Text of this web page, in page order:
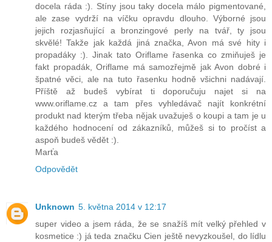
docela ráda :). Stíny jsou taky docela málo pigmentované,
ale zase vydrží na víčku opravdu dlouho. Výborné jsou
jejich rozjasňující a bronzingové perly na tvář, ty jsou
skvělé! Takže jak každá jiná značka, Avon má své hity i
propadáky :). Jinak tato Oriflame řasenka co zmiňuješ je
fakt propadák, Oriflame má samozřejmě jak Avon dobré i
špatné věci, ale na tuto řasenku hodně všichni nadávají.
Příště až budeš vybírat ti doporučuju najet si na
www.oriflame.cz a tam přes vyhledávač najít konkrétní
produkt nad kterým třeba nějak uvažuješ o koupi a tam je u
každého hodnocení od zákazníků, můžeš si to pročíst a
aspoň budeš vědět :).
Marťa
Odpovědět
Unknown 5. května 2014 v 12:17
super video a jsem ráda, že se snažíš mít velký přehled v
kosmetice :) já teda značku Cien ještě nevyzkoušel, do lídlu